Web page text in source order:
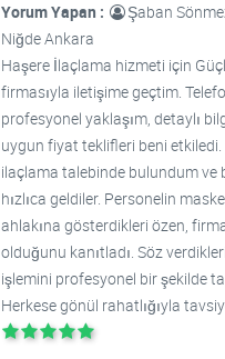
Yorum Yapan :
Şaban
Niğde Ankara
Haşere İlaçlama hizmeti için
firmasıyla iletişime geçtim.
profesyonel yaklaşım, detaylı
uygun fiyat teklifleri beni
ilaçlama talebinde bulundum ve
hızlıca geldiler. Personelin
ahlakına gösterdikleri özen,
olduğunu kanıtladı. Söz
işlemini profesyonel bir şekilde
Herkese gönül rahatlığıyla